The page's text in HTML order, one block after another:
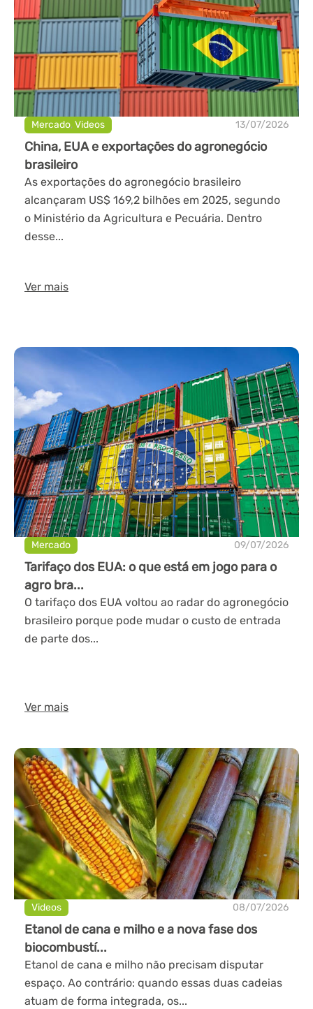
Mercado,Videos 13/07/2026
China, EUA e exportações do agronegócio
brasileiro
As exportações do agronegócio brasileiro
alcançaram US$ 169,2 bilhões em 2025, segundo
o Ministério da Agricultura e Pecuária. Dentro
desse...
Ver mais
Mercado 09/07/2026
Tarifaço dos EUA: o que está em jogo para o
agro bra...
O tarifaço dos EUA voltou ao radar do agronegócio
brasileiro porque pode mudar o custo de entrada
de parte dos...
Ver mais
Videos 08/07/2026
Etanol de cana e milho e a nova fase dos
biocombustí...
Etanol de cana e milho não precisam disputar
espaço. Ao contrário: quando essas duas cadeias
atuam de forma integrada, os...